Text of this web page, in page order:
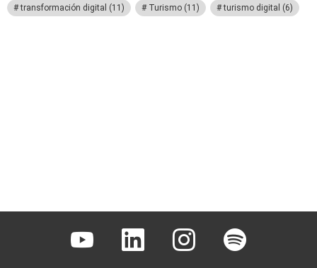
transformación digital (11) Turismo (11) turismo digital (6)
Youtube Linkedin Instagram Spotify